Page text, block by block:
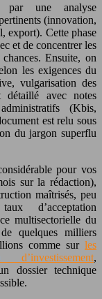
par une analyse
(innovation,
export). Cette phase
et de concentrer les
Ensuite, on
les exigences du
vulgarisation des
détaillé avec notes
(Kbis,
est relu sous
du jargon superflu
pour vos
sur la rédaction),
maîtrisés, peu
d’acceptation
multisectorielle du
quelques milliers
comme sur les
,
dossier technique